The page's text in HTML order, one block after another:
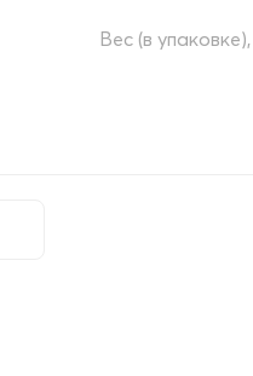
Вес (в упаковке),